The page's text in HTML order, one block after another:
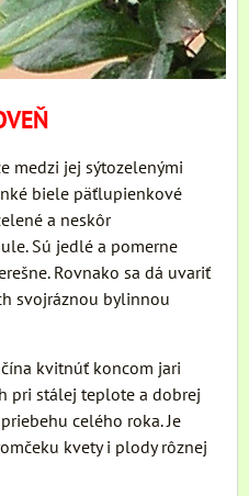
medzi jej sýtozelenými
biele päťlupienkové
a neskôr
Sú jedlé a pomerne
Rovnako sa dá uvariť
svojráznou bylinnou
kvitnúť koncom jari
pri stálej teplote a dobrej
celého roka. Je
kvety i plody rôznej